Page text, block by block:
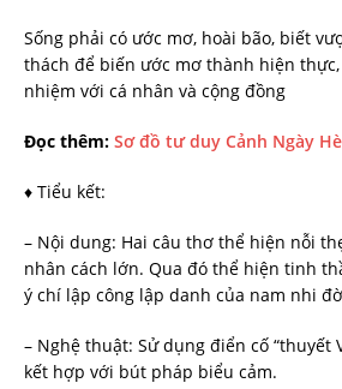
Sống phải có ước mơ, hoài bão, biết
thách để biến ước mơ thành hiện
nhiệm với cá nhân và cộng đồng
Đọc thêm: Sơ đồ tư duy Cảnh Ngày
♦ Tiểu kết:
– Nội dung: Hai câu thơ thể hiện nỗi
nhân cách lớn. Qua đó thể hiện tinh
ý chí lập công lập danh của nam nhi
– Nghệ thuật: Sử dụng điển cố “thuyết
kết hợp với bút pháp biểu cảm.